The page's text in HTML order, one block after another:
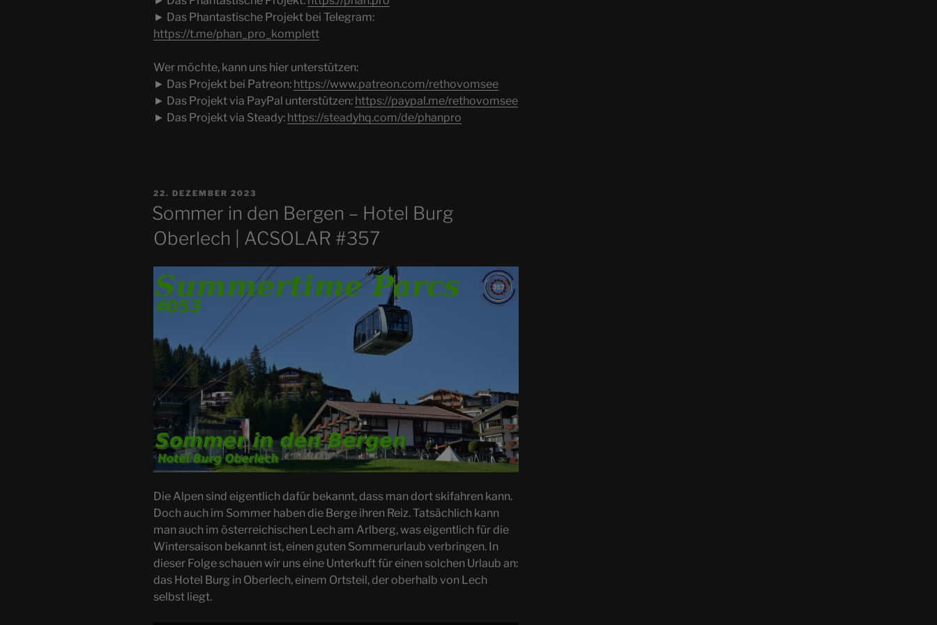
► Das Phantastische Projekt bei Telegram:
https://t.me/phan_pro_komplett
Wer möchte, kann uns hier unterstützen:
► Das Projekt bei Patreon: https://www.patreon.com/rethovomsee
► Das Projekt via PayPal unterstützen: https://paypal.me/rethovomsee
► Das Projekt via Steady: https://steadyhq.com/de/phanpro
VERÖFFENTLICHT
AM
22. DEZEMBER 2023
Sommer in den Bergen – Hotel Burg
Oberlech | ACSOLAR #357
Die Alpen sind eigentlich dafür bekannt, dass man dort skifahren kann.
Doch auch im Sommer haben die Berge ihren Reiz. Tatsächlich kann
man auch im österreichischen Lech am Arlberg, was eigentlich für die
Wintersaison bekannt ist, einen guten Sommerurlaub verbringen. In
dieser Folge schauen wir uns eine Unterkuft für einen solchen Urlaub an:
das Hotel Burg in Oberlech, einem Ortsteil, der oberhalb von Lech
selbst liegt.